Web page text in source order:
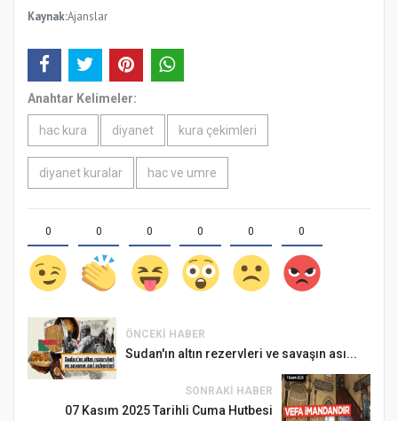
Kaynak:Ajanslar
Anahtar Kelimeler:
hac kura diyanet kura çekimleri
diyanet kuralar hac ve umre
0 0 0 0 0 0
ÖNCEKI HABER
Sudan'ın altın rezervleri ve savaşın ası...
SONRAKI HABER
07 Kasım 2025 Tarihli Cuma Hutbesi